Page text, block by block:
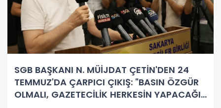
SGB BAŞKANI N. MÜİJDAT ÇETİN'DEN 24
TEMMUZ'DA ÇARPICI ÇIKIŞ: "BASIN ÖZGÜR
OLMALI, GAZETECİLİK HERKESİN YAPACAĞI